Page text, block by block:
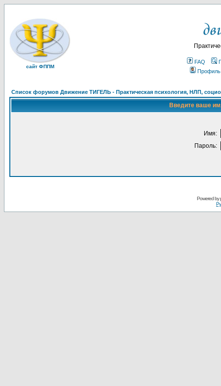
сайт ФППМ
FAQ
Профиль
Список форумов Движение ТИГЕЛЬ - Практическая психология, НЛП,
Введите ваше
Имя:
Пароль:
Powered by